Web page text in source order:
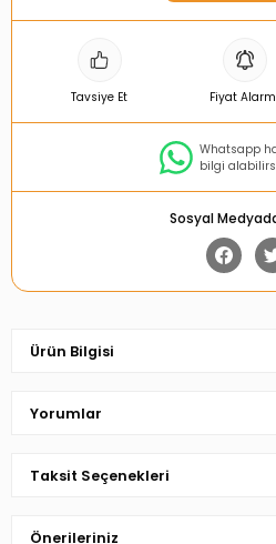
Tavsiye Et Fiyat
Whatsapp
bilgi
Sosyal
Ürün Bilgisi
Yorumlar
Taksit Seçenekleri
Önerileriniz